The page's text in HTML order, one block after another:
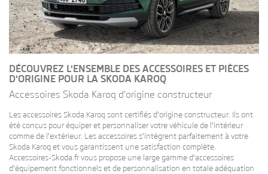
DÉCOUVREZ L'ENSEMBLE DES ACCESSOIRES ET PIÈCES
D'ORIGINE POUR LA SKODA KAROQ
Accessoires Skoda Karoq d'origine constructeur
Les accessoires Skoda Karoq sont certifiés d'origine constructeur. Ils ont
été conçus pour équiper et personnaliser votre véhicule de l'intérieur
comme de l'extérieur. Les accessoires s'intègrent parfaitement à votre
Skoda Karoq et vous garantissent une satisfaction complète.
Accessoires-Skoda.fr vous propose une large gamme d'accessoires
d'équipement fonctionnels et de personnalisation en totale adéquation